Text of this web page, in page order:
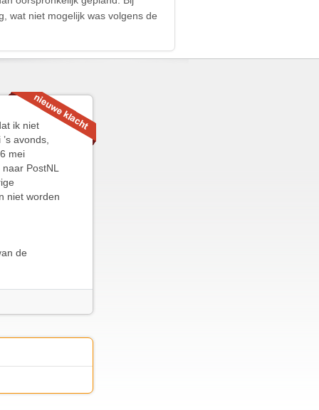
wat niet mogelijk was volgens de
ik niet
avonds,
mei
PostNL
niet worden
de